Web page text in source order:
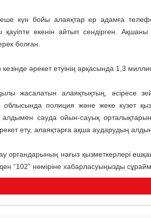
күн бойы алаяқтар ер адамға
екенін айтып сендірген.
болған.
әрекет етуінің арқасында 1,3
жасалатын алаяқтықтың, әсіресе
облысында полиция және жеке күзет
сауда ойын-сауық
ету, алаяқтарға ақша аударудың
органдарының нағыз қызметкерлері
“102” нөміріне хабарласуыңызды